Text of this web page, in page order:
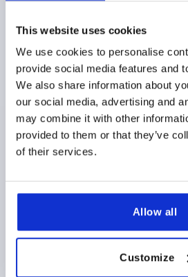
This website uses cookies
We use cookies to personalise
provide social media features and
We also share information about
our social media, advertising and
may combine it with other
provided to them or that they’ve
of their services.
Allow all
Customize
TORNILLO MOLETEADO
TERMOPLÁSTICO GRIS
COMP:ACERO DE CORTE FÁCIL
ROSCA=M6
DIÁMETRO
MATERIAL DEL
LONGITUD DE LA ROSCA=10
más gastos de envío